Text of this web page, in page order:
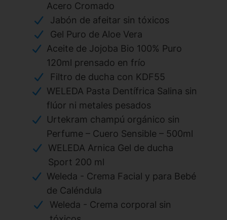
Acero Cromado
Jabón de afeitar sin tóxicos
Gel Puro de Aloe Vera
Aceite de Jojoba Bio 100% Puro
120ml prensado en frío
Filtro de ducha con KDF55
WELEDA Pasta Dentífrica Salina sin
flúor ni metales pesados
Urtekram champú orgánico sin
Perfume – Cuero Sensible – 500ml
WELEDA Arnica Gel de ducha
Sport 200 ml
Weleda - Crema Facial y para Bebé
de Caléndula
Weleda - Crema corporal sin